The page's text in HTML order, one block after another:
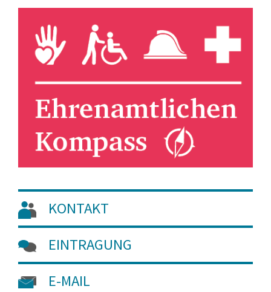
KONTAKT
EINTRAGUNG
E-MAIL